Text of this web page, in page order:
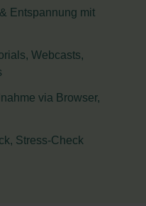
Entspannung mit
Webcasts,
via Browser,
Stress-Check